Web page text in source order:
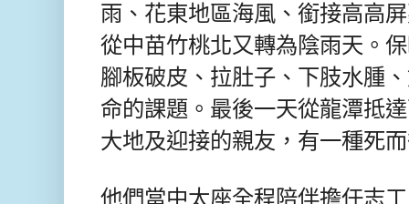
雨、花東地區海風、銜接高高
從中苗竹桃北又轉為陰雨天。
腳板破皮、拉肚子、下肢水腫
命的課題。最後一天從龍潭抵
大地及迎接的親友，有一種死
他們當中太座全程陪伴擔任志